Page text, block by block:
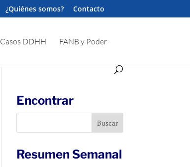
¿Quiénes somos? Contacto
Casos DDHH FANB y Poder
Encontrar
Resumen Semanal